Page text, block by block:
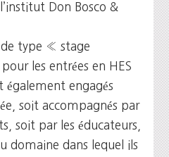
Don Bosco &
de type « stage
les entrées en HES
également engagés
soit accompagnés par
soit par les éducateurs,
domaine dans lequel ils